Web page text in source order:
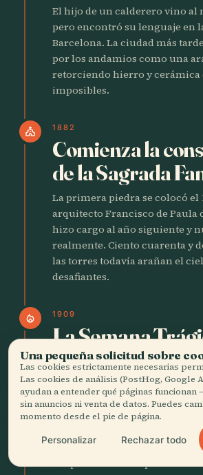
El hijo de un calderero vino al
pero encontró su lenguaje en
Barcelona. La ciudad más
por los andamios como una
retorciendo hierro y cerámica
imposibles.
church 1882
Comienza la
de la Sagrada
La primera piedra se colocó el
arquitecto Francisco de Paula
hizo cargo al año siguiente y
realmente. Ciento cuarenta y
las torres todavía arañan el
desafiantes.
local_fire_department 1909
La Semana
incendia las
La ira por el reclutamiento
estalló en disturbios. Las
mientras los cráneos de las
exhibidos en palos. El
con fuego de fusilería. El
disiparse de las amplias
Una pequeña solicitud sobre
Las cookies estrictamente necesarias
Las cookies de análisis (PostHog, Google
ayudan a entender qué páginas funcionan
sin anuncios ni venta de datos. Puedes
momento desde el pie de página.
Personalizar Rechazar todo